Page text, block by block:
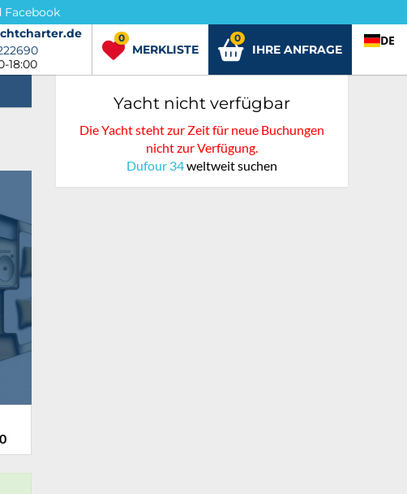
18:00
MERKLISTE
0
IHRE ANFRAGE
0 DE
Yacht nicht verfügbar
Die Yacht steht zur Zeit für neue Buchungen
nicht zur Verfügung.
Dufour 34weltweit suchen